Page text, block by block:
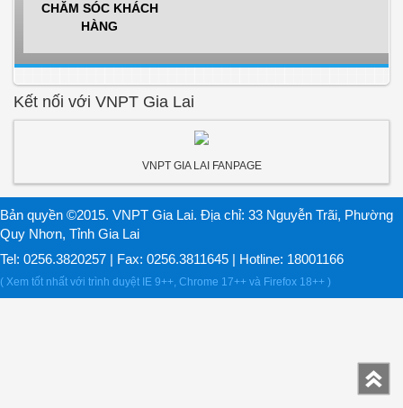
CHĂM SÓC KHÁCH
HÀNG
Kết nối với VNPT Gia Lai
VNPT GIA LAI FANPAGE
Bản quyền ©2015. VNPT Gia Lai. Địa chỉ: 33 Nguyễn Trãi, Phường
Quy Nhơn, Tỉnh Gia Lai
Tel: 0256.3820257 | Fax: 0256.3811645 | Hotline: 18001166
( Xem tốt nhất với trình duyệt IE 9++, Chrome 17++ và Firefox 18++ )